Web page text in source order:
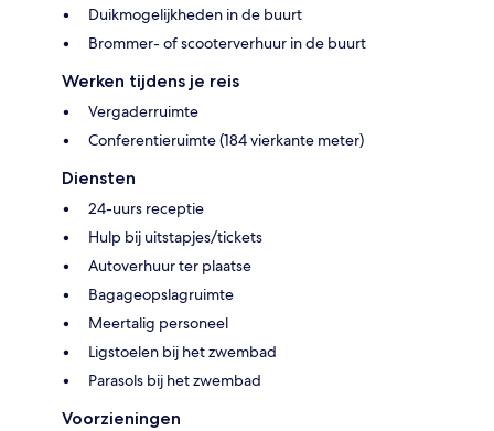
Duikmogelijkheden in de buurt
Brommer- of scooterverhuur in de buurt
Werken tijdens je reis
Vergaderruimte
Conferentieruimte (184 vierkante meter)
Diensten
24-uurs receptie
Hulp bij uitstapjes/tickets
Autoverhuur ter plaatse
Bagageopslagruimte
Meertalig personeel
Ligstoelen bij het zwembad
Parasols bij het zwembad
Voorzieningen